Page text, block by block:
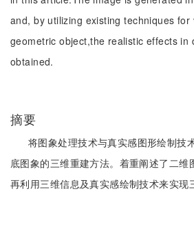
and, by utilizing existing techniques
geometric object,the realistic effects in
obtained.
摘要
将图象处理技术与真实感图形绘制技
底图象的三维重建方法。着重阐述了二维
再利用三维信息及真实感绘制技术来实现